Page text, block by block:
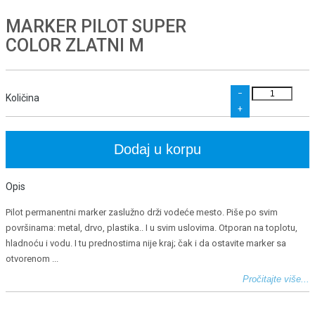
MARKER PILOT SUPER
COLOR ZLATNI M
Količina
−
+
Dodaj u korpu
Opis
Pilot permanentni marker zaslužno drži vodeće mesto. Piše po svim
površinama: metal, drvo, plastika.. I u svim uslovima. Otporan na toplotu,
hladnoću i vodu. I tu prednostima nije kraj; čak i da ostavite marker sa
otvorenom
Pročitajte više...